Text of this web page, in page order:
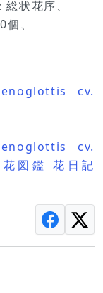
状花序、
、
cv.
cv.
図鑑 花日記